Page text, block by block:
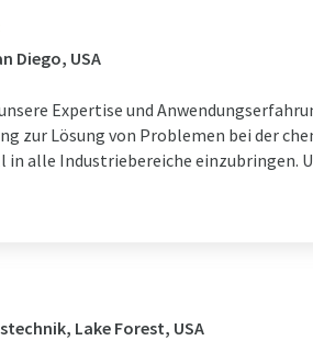
Diego, USA
Expertise und
zur Lösung von Problemen bei der
alle Industriebereiche einzubringen.
Lake Forest, USA